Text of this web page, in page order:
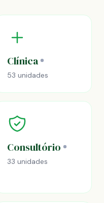
Clínica
53 unidades
Consultório
33 unidades